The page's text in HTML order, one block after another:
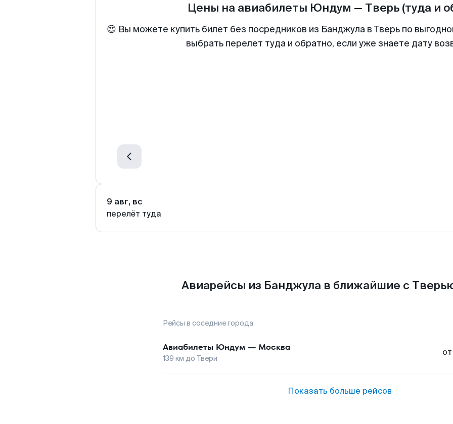
Цены на авиабилеты Юндум — Тверь (туда и
😍 Вы можете купить билет без посредников из Банджула в Тверь по
выбрать перелет туда и обратно, если уже знаете дату
9 авг, вс
перелёт туда
Авиарейсы из Банджула в ближайшие с
Рейсы в соседние города
Авиабилеты Юндум — Москва
139 км до Твери
от
Показать больше рейсов